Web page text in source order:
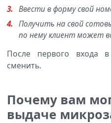
Ввести в форму свой
Получить на свой
по нему клиент может
После первого входа
сменить.
Почему вам
выдаче